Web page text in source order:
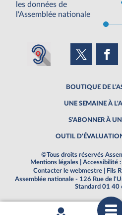
les données de
l'Assemblée nationale
BOUTIQUE DE
UNE SEMAINE À
S'ABONNER À UN
OUTIL
©Tous droits réservés
Mentions légales
Accessibilité
Contacter le webmestre
Fils
Assemblée nationale - 126 Rue de
Standard 01 40